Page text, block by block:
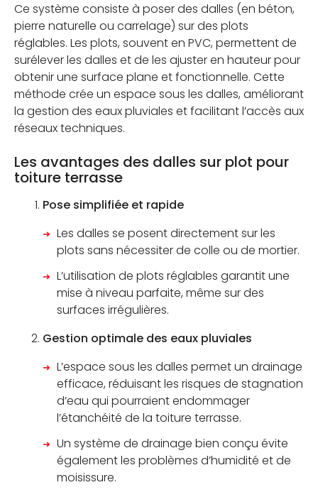
Ce système consiste à poser des dalles (en béton,
pierre naturelle ou carrelage) sur des plots
réglables. Les plots, souvent en PVC, permettent de
surélever les dalles et de les ajuster en hauteur pour
obtenir une surface plane et fonctionnelle. Cette
méthode crée un espace sous les dalles, améliorant
la gestion des eaux pluviales et facilitant l’accès aux
réseaux techniques.
Les avantages des dalles sur plot pour
toiture terrasse
Pose simplifiée et rapide
Les dalles se posent directement sur les
plots sans nécessiter de colle ou de mortier.
L’utilisation de plots réglables garantit une
mise à niveau parfaite, même sur des
surfaces irrégulières.
Gestion optimale des eaux pluviales
L’espace sous les dalles permet un drainage
efficace, réduisant les risques de stagnation
d’eau qui pourraient endommager
l’étanchéité de la toiture terrasse.
Un système de drainage bien conçu évite
également les problèmes d’humidité et de
moisissure.